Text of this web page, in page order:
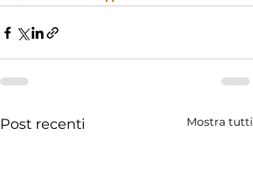
Post recenti Mostra tutti